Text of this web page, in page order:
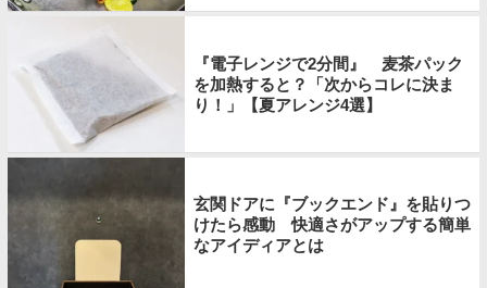
『電子レンジで2分間』 麦茶パック
を加熱すると？「次からコレに決ま
り！」【夏アレンジ4選】
玄関ドアに『ブックエンド』を貼りつ
けたら感動 快適さがアップする簡単
なアイディアとは